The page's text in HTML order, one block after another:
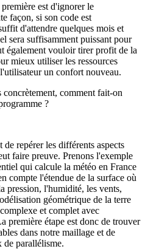
est d'ignorer le
façon, si son code est
d'attendre quelques mois et
sera suffisamment puissant pour
également vouloir tirer profit de la
mieux utiliser les ressources
un confort nouveau.
concrètement, comment fait-on
?
repérer les différents aspects
faire preuve. Prenons l'exemple
qui calcule la météo en France
compte l'étendue de la surface où
pression, l'humidité, les vents,
géométrique de la terre
et complet avec
première étape est donc de trouver
dans notre maillage et de
de parallélisme.